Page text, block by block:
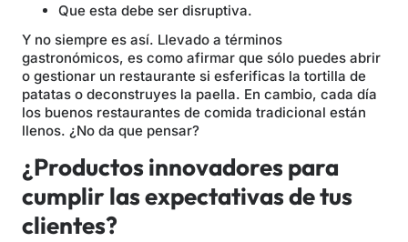
Que esta debe ser disruptiva.
Y no siempre es así. Llevado a términos
gastronómicos, es como afirmar que sólo puedes abrir
o gestionar un restaurante si esferificas la tortilla de
patatas o deconstruyes la paella. En cambio, cada día
los buenos restaurantes de comida tradicional están
llenos. ¿No da que pensar?
¿Productos innovadores para
cumplir las expectativas de tus
clientes?